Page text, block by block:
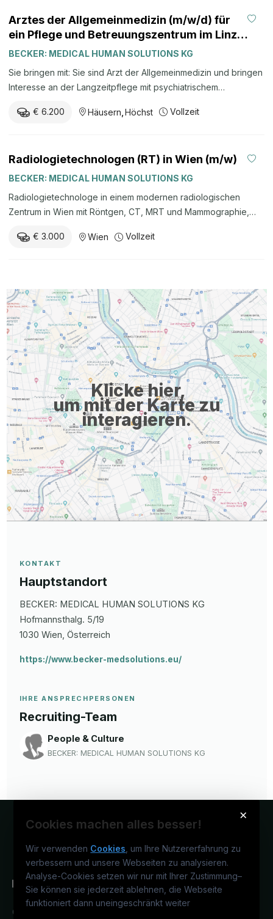
gestalterischen Willen mit, inkl. eines wertschätzenden
Umgangs Wir bieten Ihnen für diese Position: eine
abwechslungsreiche Tätigkeit in einem stabilen Arbeitsumfeld
und strukturierte Einarbeitungsphase. eine familienfreundliche
5-Tage-Woche und sehr gute Weiterbildungsmöglichkeiten.
laufende Unterstützungsangebote, wie Coaching,
Arztes der Allgemeinmedizin (m/w/d) für
ein Pflege und Betreuungszentrum im Linzer
Großraum.
BECKER: MEDICAL HUMAN SOLUTIONS KG
Sie bringen mit: Sie sind Arzt der Allgemeinmedizin und bringen
Interesse an der Langzeitpflege mit psychiatrischem
Voraussetzung. Details: Ihr Verdienst als Arzt der
entsprechend Ihr Grundgehalt. Sehr gute öffentliche
Erreichbarkeit, bzw. Parkmöglichkeit sind gegeben teilen teilen
€ 6.200 Häusern Höchst Vollzeit
Radiologietechnologen (RT) in Wien (m/w)
BECKER: MEDICAL HUMAN SOLUTIONS KG
Radiologietechnologe in einem modernen radiologischen
Zentrum in Wien mit Röntgen, CT, MRT und Mammographie,
€ 3.000
Wien Vollzeit
Klicke hier,
um mit der Karte zu
interagieren.
KONTAKT
Hauptstandort
BECKER: MEDICAL HUMAN SOLUTIONS KG
Hofmannsthalg. 5/19
1030 Wien , Österreich
https://www.becker-medsolutions.eu/
IHRE ANSPRECHPERSONEN
Recruiting-Team
People & Culture
BECKER: MEDICAL HUMAN SOLUTIONS KG
×
Cookies machen alles besser!
Wir verwenden Cookies , um Ihre Nutzererfahrung zu
verbessern und unsere Webseiten zu analysieren.
Analyse-Cookies setzen wir nur mit Ihrer Zustimmung–
Sie können sie jederzeit ablehnen, die Webseite
funktioniert dann uneingeschränkt weiter
Österreichs medizinisches